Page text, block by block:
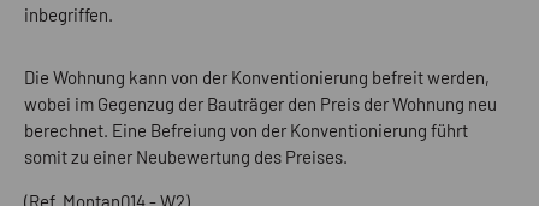
inbegriffen.
Die Wohnung kann von der Konventionierung befreit werden,
wobei im Gegenzug der Bauträger den Preis der Wohnung neu
berechnet. Eine Befreiung von der Konventionierung führt
somit zu einer Neubewertung des Preises.
(Ref. Montan014 - W2)